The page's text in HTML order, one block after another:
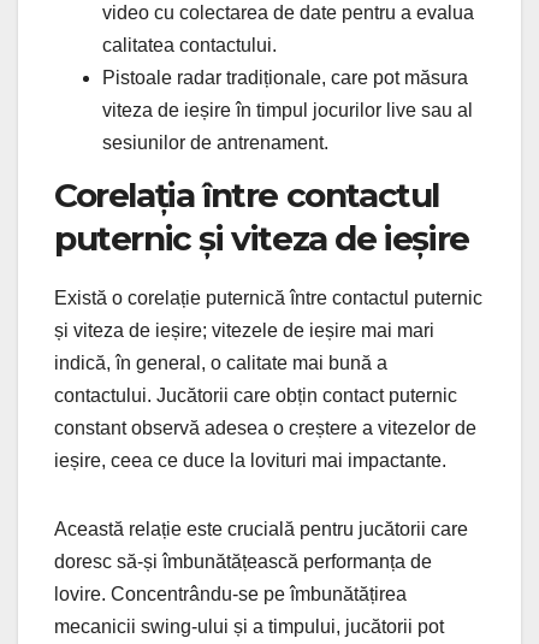
video cu colectarea de date pentru a evalua
calitatea contactului.
Pistoale radar tradiționale, care pot măsura
viteza de ieșire în timpul jocurilor live sau al
sesiunilor de antrenament.
Corelația între contactul
puternic și viteza de ieșire
Există o corelație puternică între contactul puternic
și viteza de ieșire; vitezele de ieșire mai mari
indică, în general, o calitate mai bună a
contactului. Jucătorii care obțin contact puternic
constant observă adesea o creștere a vitezelor de
ieșire, ceea ce duce la lovituri mai impactante.
Această relație este crucială pentru jucătorii care
doresc să-și îmbunătățească performanța de
lovire. Concentrându-se pe îmbunătățirea
mecanicii swing-ului și a timpului, jucătorii pot